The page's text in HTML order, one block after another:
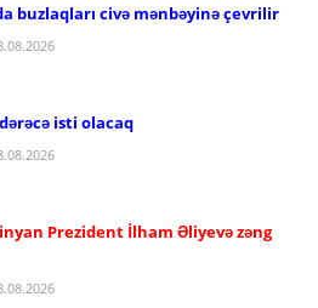
buzlaqları civə mənbəyinə çevrilir
isti olacaq
Prezident İlham Əliyevə zəng